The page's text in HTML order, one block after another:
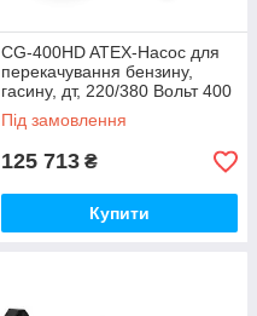
CG-400HD ATEX-Насос для
перекачування бензину,
гасину, дт, 220/380 Вольт 400
л/хв
Під замовлення
125 713 ₴
Купити